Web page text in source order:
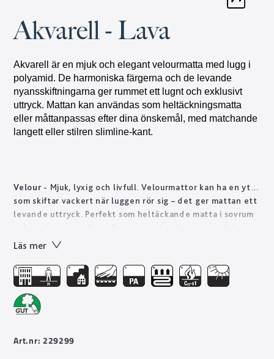
Akvarell - Lava
Akvarell är en mjuk och elegant velourmatta med lugg i
polyamid. De harmoniska färgerna och de levande
nyansskiftningarna ger rummet ett lugnt och exklusivt
uttryck. Mattan kan användas som heltäckningsmatta
eller måttanpassas efter dina önskemål, med matchande
langett eller stilren slimline-kant.
Velour - Mjuk, lyxig och livfull. Velourmattor kan ha en yta
som skiftar vackert när luggen rör sig – det ger mattan ett
levande uttryck. Perfekt som heltäckande matta i sovrum
soffan. Golvabia har ett stort utbud av velourmattor i olika
hållbar i även offentliga miljöer som hotellrum, butik och
restaurang.
Läs mer
Art.nr: 229299